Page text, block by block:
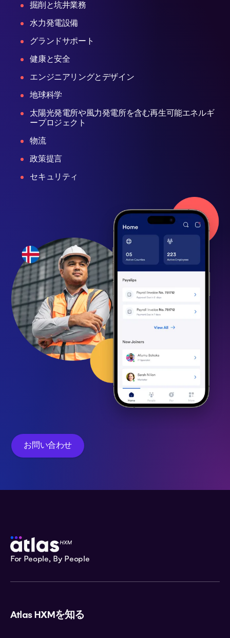
掘削と坑井業務
水力発電設備
グランドサポート
健康と安全
エンジニアリングとデザイン
地球科学
太陽光発電所や風力発電所を含む再生可能エネルギ
ープロジェクト
物流
政策提言
セキュリティ
お問い合わせ
For People, By People
Atlas HXMを知る